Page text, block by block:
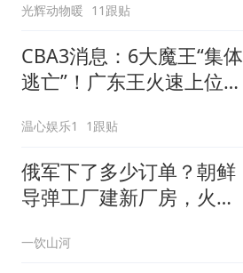
光辉动物暖 11跟贴
CBA3消息：6大魔王“集体
逃亡”！广东王火速上位，
温心娱乐1 1跟贴
俄军下了多少订单？朝鲜
导弹工厂建新厂房，火星
一饮山河